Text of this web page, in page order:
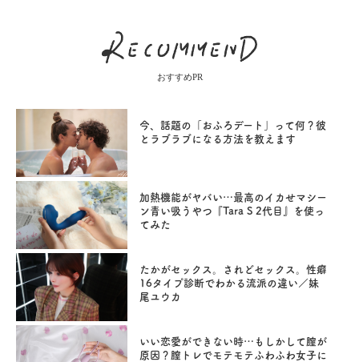
おすすめPR
今、話題の「おふろデート」って何？彼
とラブラブになる方法を教えます
加熱機能がヤバい…最高のイカせマシー
ン青い吸うやつ『Tara S 2代目』を使っ
てみた
たかがセックス。されどセックス。性癖
16タイプ診断でわかる流派の違い／妹
尾ユウカ
いい恋愛ができない時…もしかして膣が
原因？膣トレでモテモテふわふわ女子に